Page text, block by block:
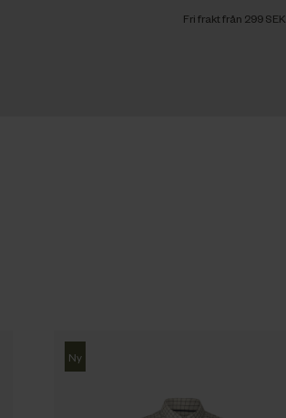
Fri frakt från 299 SEK
Ny